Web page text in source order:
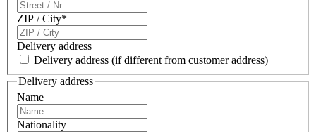
ZIP / City*
Delivery address
Delivery address (if different from customer address)
Delivery address
Name
Nationality